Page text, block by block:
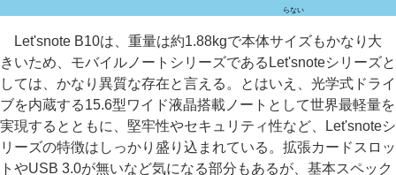
らない
Let'snote B10は、重量は約1.88kgで本体サイズもかなり大
きいため、モバイルノートシリーズであるLet'snoteシリーズと
しては、かなり異質な存在と言える。とはいえ、光学式ドライ
ブを内蔵する15.6型ワイド液晶搭載ノートとして世界最軽量を
実現するとともに、堅牢性やセキュリティ性など、Let'snoteシ
リーズの特徴はしっかり盛り込まれている。拡張カードスロッ
トやUSB 3.0が無いなど気になる部分もあるが、基本スペック